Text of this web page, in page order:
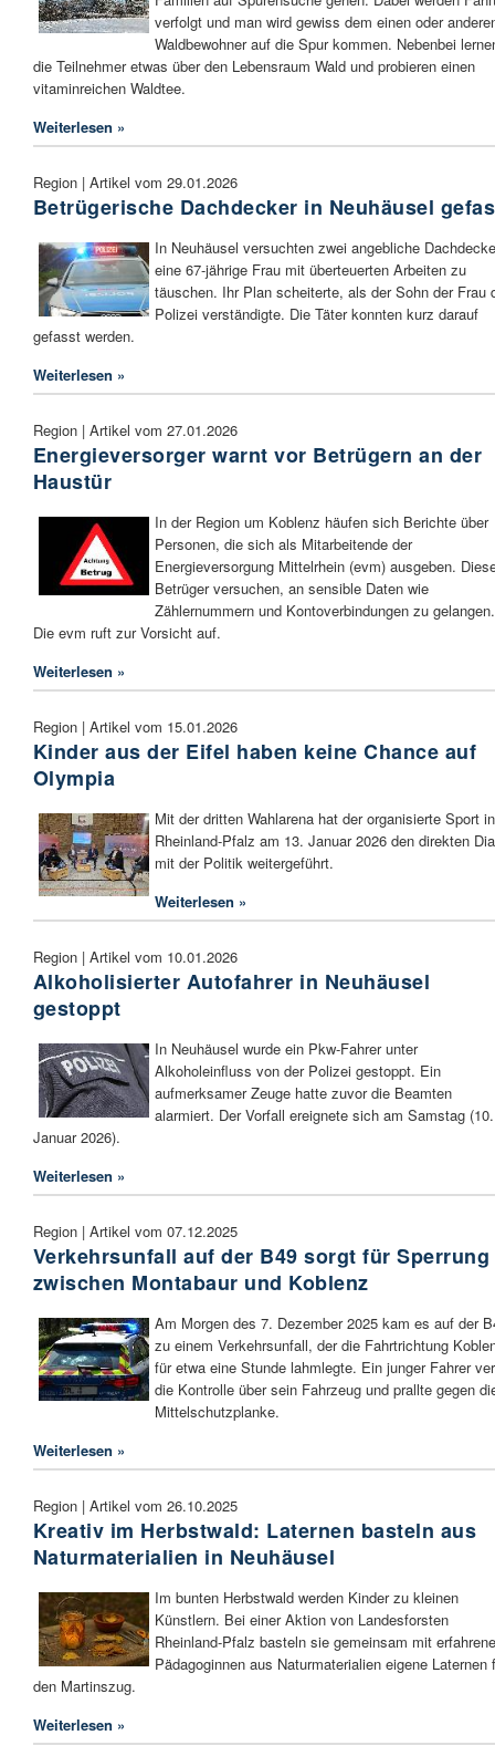
verfolgt und man wird gewiss dem einen oder
Waldbewohner auf die Spur kommen. Nebenbei
die Teilnehmer etwas über den Lebensraum Wald und probieren einen
vitaminreichen Waldtee.
Weiterlesen »
Region | Artikel vom 29.01.2026
Betrügerische Dachdecker in Neuhäusel
In Neuhäusel versuchten zwei angebliche
eine 67-jährige Frau mit überteuerten Arbeiten zu
täuschen. Ihr Plan scheiterte, als der Sohn der Frau
Polizei verständigte. Die Täter konnten kurz darauf
gefasst werden.
Weiterlesen »
Region | Artikel vom 27.01.2026
Energieversorger warnt vor Betrügern an der
Haustür
In der Region um Koblenz häufen sich Berichte über
Personen, die sich als Mitarbeitende der
Energieversorgung Mittelrhein (evm) ausgeben.
Betrüger versuchen, an sensible Daten wie
Zählernummern und Kontoverbindungen zu gelangen.
Die evm ruft zur Vorsicht auf.
Weiterlesen »
Region | Artikel vom 15.01.2026
Kinder aus der Eifel haben keine Chance auf
Olympia
Mit der dritten Wahlarena hat der organisierte Sport in
Rheinland-Pfalz am 13. Januar 2026 den direkten
mit der Politik weitergeführt.
Weiterlesen »
Region | Artikel vom 10.01.2026
Alkoholisierter Autofahrer in Neuhäusel
gestoppt
In Neuhäusel wurde ein Pkw-Fahrer unter
Alkoholeinfluss von der Polizei gestoppt. Ein
aufmerksamer Zeuge hatte zuvor die Beamten
alarmiert. Der Vorfall ereignete sich am Samstag (10.
Januar 2026).
Weiterlesen »
Region | Artikel vom 07.12.2025
Verkehrsunfall auf der B49 sorgt für Sperrung
zwischen Montabaur und Koblenz
Am Morgen des 7. Dezember 2025 kam es auf der
zu einem Verkehrsunfall, der die Fahrtrichtung
für etwa eine Stunde lahmlegte. Ein junger Fahrer
die Kontrolle über sein Fahrzeug und prallte gegen
Mittelschutzplanke.
Weiterlesen »
Region | Artikel vom 26.10.2025
Kreativ im Herbstwald: Laternen basteln aus
Naturmaterialien in Neuhäusel
Im bunten Herbstwald werden Kinder zu kleinen
Künstlern. Bei einer Aktion von Landesforsten
Rheinland-Pfalz basteln sie gemeinsam mit
Pädagoginnen aus Naturmaterialien eigene Laternen
den Martinszug.
Weiterlesen »